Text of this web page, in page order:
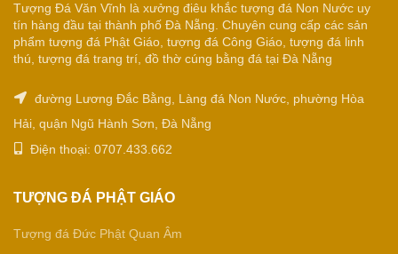
Tượng Đá Văn Vĩnh là xưởng điêu khắc tượng đá Non Nước uy
tín hàng đầu tại thành phố Đà Nẵng. Chuyên cung cấp các sản
phẩm tượng đá Phật Giáo, tượng đá Công Giáo, tượng đá linh
thú, tượng đá trang trí, đồ thờ cúng bằng đá tại Đà Nẵng
đường Lương Đắc Bằng, Làng đá Non Nước, phường Hòa
Hải, quận Ngũ Hành Sơn, Đà Nẵng
Điện thoại: 0707.433.662
TƯỢNG ĐÁ PHẬT GIÁO
Tượng đá Đức Phật Quan Âm